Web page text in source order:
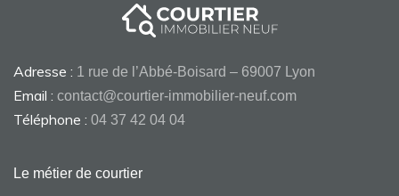
Adresse : 1 rue de l’Abbé-Boisard – 69007 Lyon
Email : contact@courtier-immobilier-neuf.com
Téléphone : 04 37 42 04 04
Le métier de courtier